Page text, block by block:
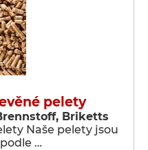
pelety
Briketts
Naše pelety jsou
…